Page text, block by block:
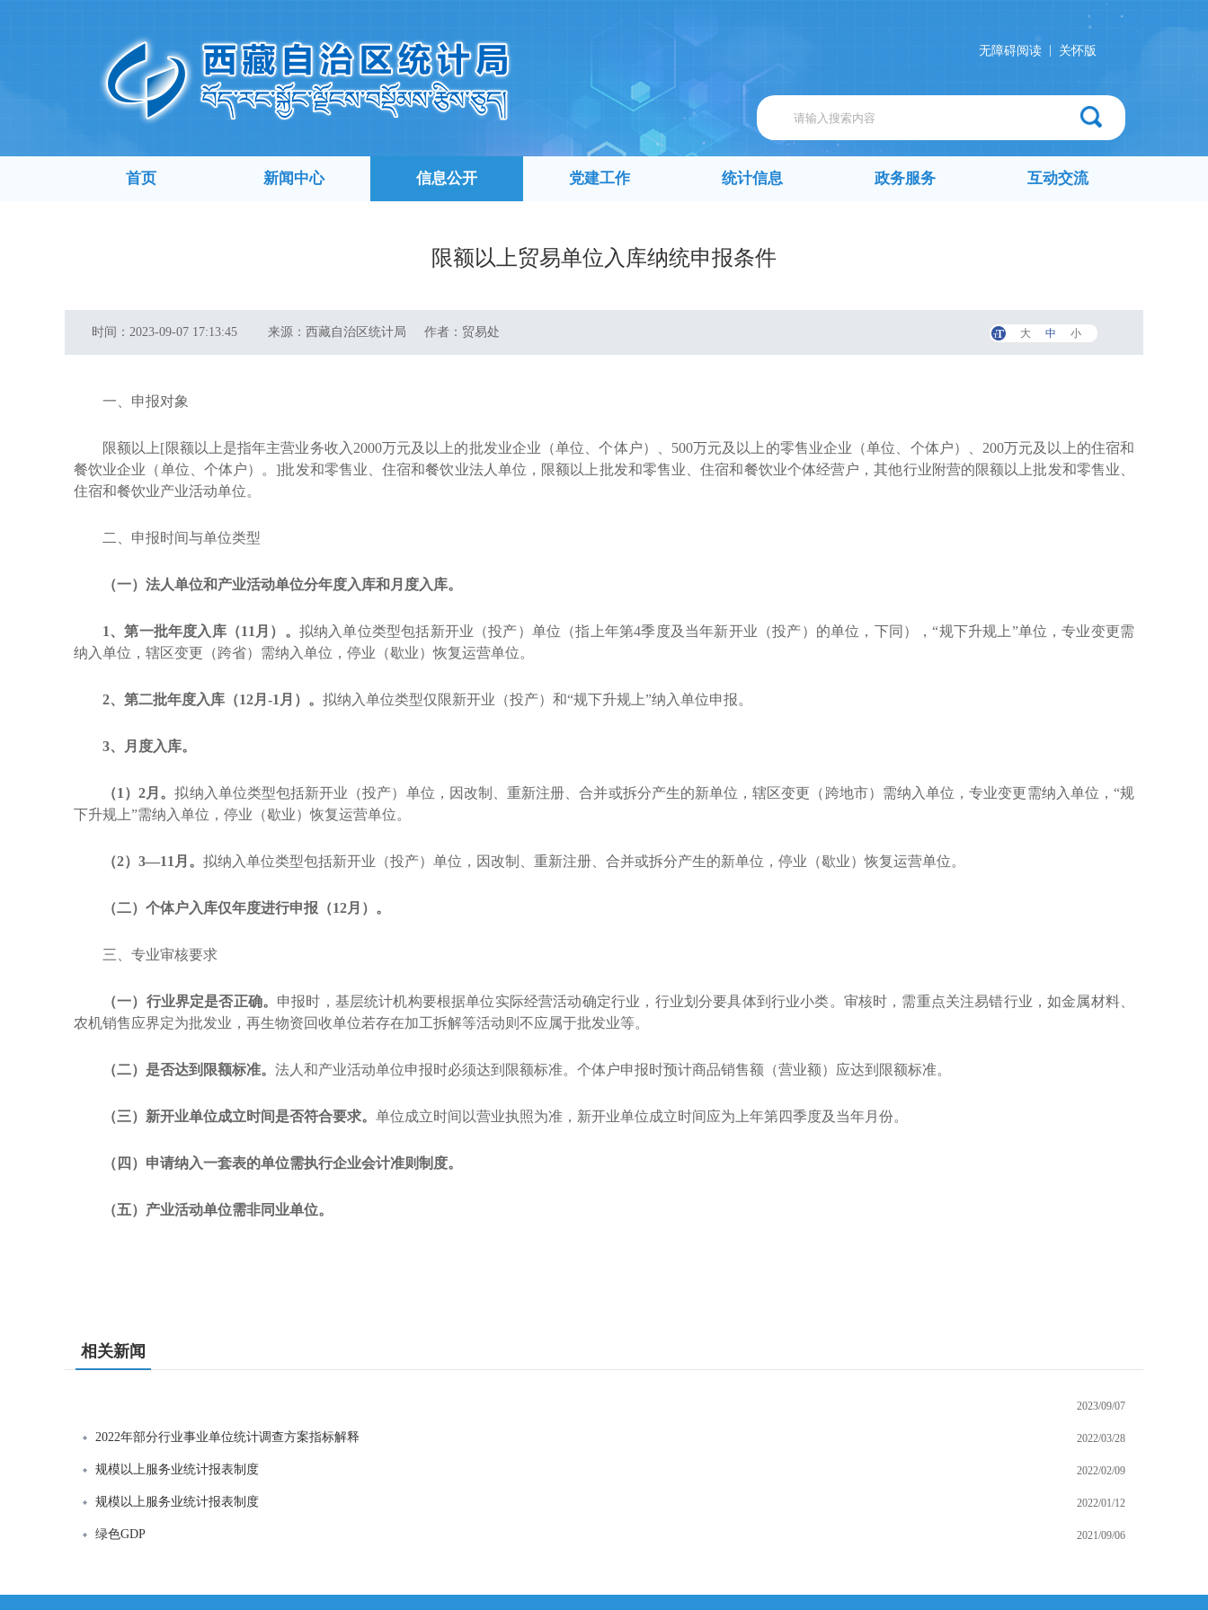
无障碍阅读 关怀版
首页 新闻中心 信息公开 党建工作 统计信息 政务服务 互动交流
限额以上贸易单位入库纳统申报条件
时间： 2023-09-07 17:13:45 来源： 西藏自治区统计局 作者： 贸易处 大 中 小
一、申报对象
限额以上[限额以上是指年主营业务收入2000万元及以上的批发业企业（单位、个体户）、500万元及以上的零售业企业（单位、个体户）、200万元及以上的住宿和
餐饮业企业（单位、个体户）。]批发和零售业、住宿和餐饮业法人单位，限额以上批发和零售业、住宿和餐饮业个体经营户，其他行业附营的限额以上批发和零售业、
住宿和餐饮业产业活动单位。
二、申报时间与单位类型
（一） 法人单位和产业活动单位分年度入库和月度入库。
1、第一批年度入库（11月 ）。 拟纳入单位类型包括新开业（投产）单位（指上年第4季度及当年新开业（投产）的单位，下同），“规下升规上”单位，专业变更需
纳入单位，辖区变更（跨省）需纳入单位，停业（歇业）恢复运营单位。
2、第二批年度入库（12月-1月 ）。 拟纳入单位类型仅限新开业（投产）和“规下升规上”纳入单位申报。
3、 月度入库。
（1）2月。拟纳入单位类型包括新开业（投产）单位，因改制、重新注册、合并或拆分产生的新单位，辖区变更（跨地市）需纳入单位，专业变更需纳入单位， “规
下升规上”需纳入单位，停业（歇业）恢复运营单位。
（2）3—11月。 拟纳入单位类型包括新开业（投产）单位，因改制、重新注册、合并或拆分产生的新单位，停业（歇业）恢复运营单位。
（二） 个体户入库仅年度进行申报（12月 ）。
三、专业审核要求
（一）行业界定是否正确。 申报时，基层统计机构要根据单位实际经营活动确定行业，行业划分要具体到行业小类。审核时，需重点关注易错行业，如金属材料、
农机销售应界定为批发业，再生物资回收单位若存在加工拆解等活动则不应属于批发业等。
（二）是否达到限额标准。 法人和产业活动单位申报时必须达到限额标准。个体户申报时预计商品销售额（营业额）应达到限额标准。
（三）新开业单位成立时间是否符合要求。 单位成立时间以营业执照为准，新开业单位成立时间应为上年第四季度及当年月份。
（四）申请纳入一套表的单位需执行企业会计准则制度。
（五）产业活动单位需非同业单位。
相关新闻
2023/09/07
2022年部分行业事业单位统计调查方案指标解释 2022/03/28
规模以上服务业统计报表制度 2022/02/09
规模以上服务业统计报表制度 2022/01/12
绿色GDP 2021/09/06